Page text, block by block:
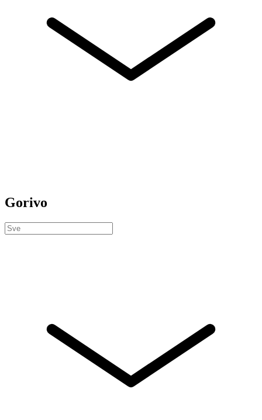
Gorivo